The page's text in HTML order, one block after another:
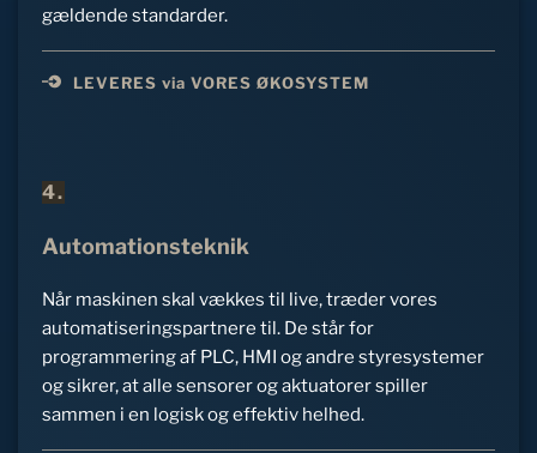
gældende standarder.
LEVERES via VORES ØKOSYSTEM
4.
Automationsteknik
Når maskinen skal vækkes til live, træder vores
automatiseringspartnere til. De står for
programmering af PLC, HMI og andre styresystemer
og sikrer, at alle sensorer og aktuatorer spiller
sammen i en logisk og effektiv helhed.